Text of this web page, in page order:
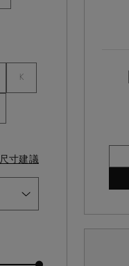
K未選
尺寸建議